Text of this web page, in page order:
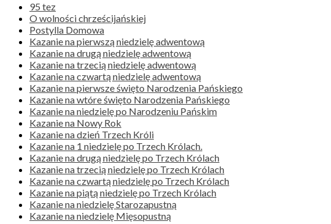
95 tez
O wolności chrześcijańskiej
Postylla Domowa
Kazanie na pierwszą niedzielę adwentową
Kazanie na drugą niedzielę adwentową
Kazanie na trzecią niedzielę adwentową
Kazanie na czwartą niedzielę adwentową
Kazanie na pierwsze święto Narodzenia Pańskiego
Kazanie na wtóre święto Narodzenia Pańskiego
Kazanie na niedzielę po Narodzeniu Pańskim
Kazanie na Nowy Rok
Kazanie na dzień Trzech Króli
Kazanie na 1 niedzielę po Trzech Królach.
Kazanie na drugą niedzielę po Trzech Królach
Kazanie na trzecią niedzielę po Trzech Królach
Kazanie na czwartą niedzielę po Trzech Królach
Kazanie na piątą niedzielę po Trzech Królach
Kazanie na niedzielę Starozapustną
Kazanie na niedzielę Mięsopustną